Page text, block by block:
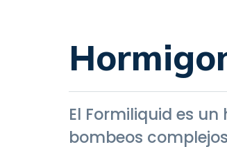
El Formiliquid es
bombeos